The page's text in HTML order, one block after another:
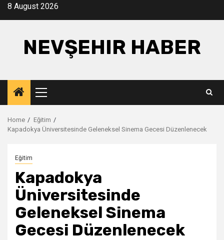
Skip8 August 2026
NEVŞEHIR HABER
Primary
Menu
Home
Eğitim
Kapadokya Üniversitesinde Geleneksel Sinema Gecesi Düzenlenecek
Eğitim
Kapadokya
Üniversitesinde
Geleneksel Sinema
Gecesi Düzenlenecek